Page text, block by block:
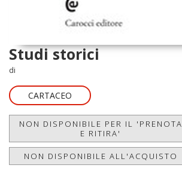
Studi storici
di
CARTACEO
NON DISPONIBILE PER IL 'PRENOTA
E RITIRA'
NON DISPONIBILE ALL'ACQUISTO